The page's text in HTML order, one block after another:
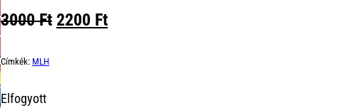
3000Ft Original
2200 FtCurrent
Címkék: MLH
Elfogyott